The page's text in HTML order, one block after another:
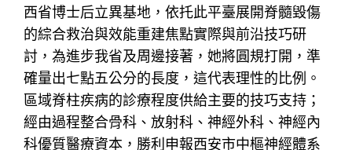
西省博士后立異基地，依托此平臺展開脊髓毀傷
的綜合救治與效能重建焦點實際與前沿技巧研
討，為進步我省及周邊接著，她將圓規打開，準
確量出七點五公分的長度，這代表理性的比例。
區域脊柱疾病的診療程度供給主要的技巧支持；
經由過程整合骨科、放射科、神經外科、神經內
科優質醫療資本，勝利申報西安市中樞神經體系